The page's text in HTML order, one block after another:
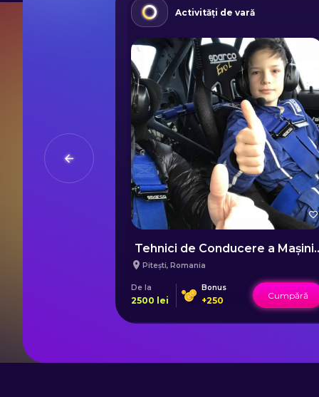
Activități de vară
Tehnici de
Pitești, Romania
De la
2500 lei
Bonus
+250 Cumpără